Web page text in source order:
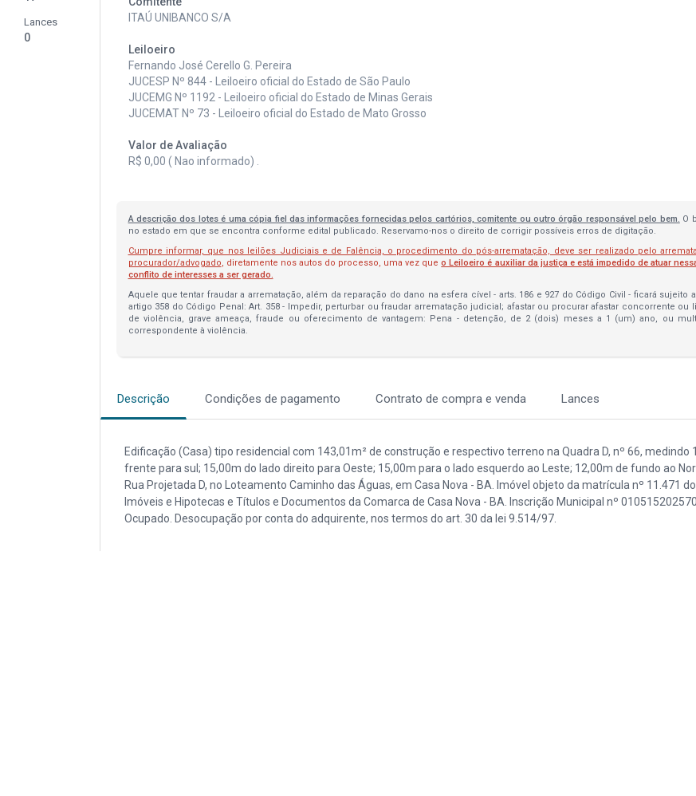
Lances
0
ITAÚ UNIBANCO S/A
Leiloeiro
Fernando José Cerello G. Pereira
JUCESP Nº 844 - Leiloeiro oficial do Estado de São Paulo
JUCEMG Nº 1192 - Leiloeiro oficial do Estado de Minas Gerais
JUCEMAT Nº 73 - Leiloeiro oficial do Estado de Mato Grosso
Valor de Avaliação
R$ 0,00 ( Nao informado) .
A descrição dos lotes é uma cópia fiel das informações fornecidas pelos cartórios, comitente ou outro órgão responsável pelo bem. O
no estado em que se encontra conforme edital publicado. Reservamo-nos o direito de corrigir possíveis erros de digitação.
Cumpre informar, que nos leilões Judiciais e de Falência, o procedimento do pós-arrematação, deve ser realizado pelo
procurador/advogado, diretamente nos autos do processo, uma vez queo Leiloeiro é auxiliar da justiça e está impedido de atuar
conflito de interesses a ser gerado.
Aquele que tentar fraudar a arrematação, além da reparação do dano na esfera cível - arts. 186 e 927 do Código Civil - ficará sujeito
artigo 358 do Código Penal: Art. 358 - Impedir, perturbar ou fraudar arrematação judicial; afastar ou procurar afastar concorrente ou
de violência, grave ameaça, fraude ou oferecimento de vantagem: Pena - detenção, de 2 (dois) meses a 1 (um) ano, ou
correspondente à violência.
Descrição Condições de pagamento Contrato de compra e venda Lances
Edificação (Casa) tipo residencial com 143,01m² de construção e respectivo terreno na Quadra D, nº 66, medindo
frente para sul; 15,00m do lado direito para Oeste; 15,00m para o lado esquerdo ao Leste; 12,00m de fundo ao
Rua Projetada D, no Loteamento Caminho das Águas, em Casa Nova - BA. Imóvel objeto da matrícula nº 11.471
Imóveis e Hipotecas e Títulos e Documentos da Comarca de Casa Nova - BA. Inscrição Municipal nº
Ocupado. Desocupação por conta do adquirente, nos termos do art. 30 da lei 9.514/97.